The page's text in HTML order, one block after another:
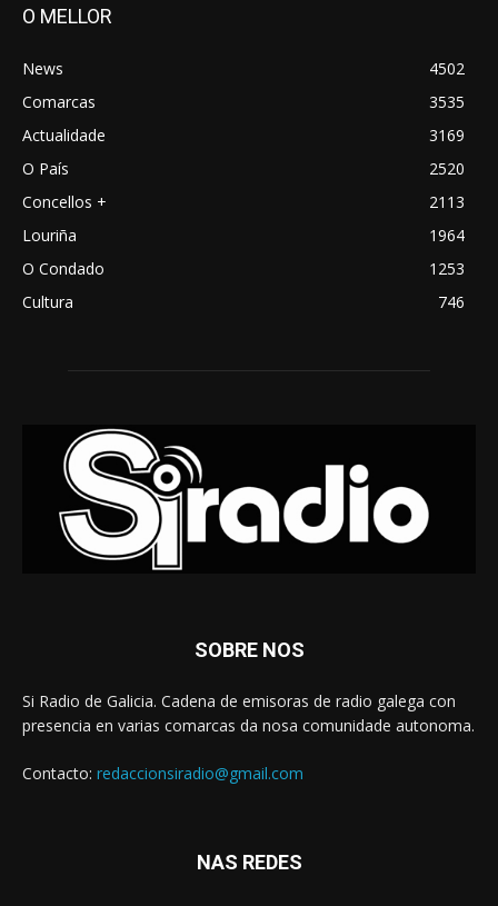
O MELLOR
News
4502
Comarcas
3535
Actualidade
3169
O País
2520
Concellos +
2113
Louriña
1964
O Condado
1253
Cultura
746
SOBRE NOS
Si Radio de Galicia. Cadena de emisoras de radio galega con
presencia en varias comarcas da nosa comunidade autonoma.
Contacto: redaccionsiradio@gmail.com
NAS REDES